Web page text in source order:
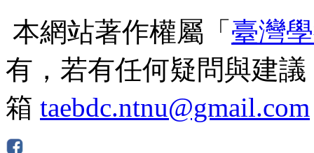
本網站著作權屬「 臺灣
有，若有任何疑問與建
箱 taebdc.ntnu@gmail.com